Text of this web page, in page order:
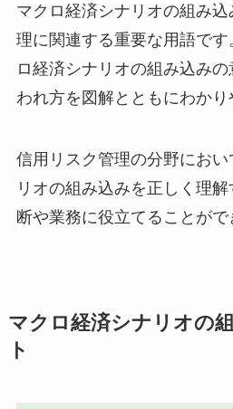
マクロ経済シナリオの組み
理に関連する重要な用語で
ロ経済シナリオの組み込み
われ方を図解とともにわかり
信用リスク管理の分野にお
リオの組み込みを正しく理
断や業務に役立てることがで
マクロ経済シナリオの
ト